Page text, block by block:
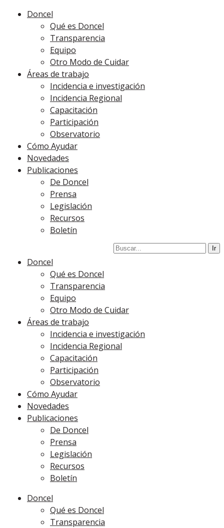
Doncel
Qué es Doncel
Transparencia
Equipo
Otro Modo de Cuidar
Áreas de trabajo
Incidencia e investigación
Incidencia Regional
Capacitación
Participación
Observatorio
Cómo Ayudar
Novedades
Publicaciones
De Doncel
Prensa
Legislación
Recursos
Boletín
Doncel
Qué es Doncel
Transparencia
Equipo
Otro Modo de Cuidar
Áreas de trabajo
Incidencia e investigación
Incidencia Regional
Capacitación
Participación
Observatorio
Cómo Ayudar
Novedades
Publicaciones
De Doncel
Prensa
Legislación
Recursos
Boletín
Doncel
Qué es Doncel
Transparencia